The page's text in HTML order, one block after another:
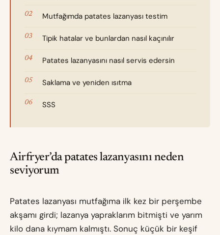
Mutfağımda patates lazanyası testim
Tipik hatalar ve bunlardan nasıl kaçınılır
Patates lazanyasını nasıl servis edersin
Saklama ve yeniden ısıtma
SSS
Airfryer’da patates lazanyasını neden
seviyorum
Patates lazanyası mutfağıma ilk kez bir perşembe
akşamı girdi; lazanya yapraklarım bitmişti ve yarım
kilo dana kıymam kalmıştı. Sonuç küçük bir keşif